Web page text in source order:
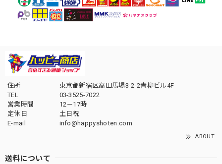
住所
東京都新宿区高田馬場3-2-2青柳ビル4F
TEL
03-3525-7022
営業時間
12－17時
定休日
土日祝
E-mail
info@happyshoten.com
ABOUT
送料について